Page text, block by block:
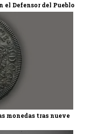
el Defensor del Pueblo
monedas tras nueve